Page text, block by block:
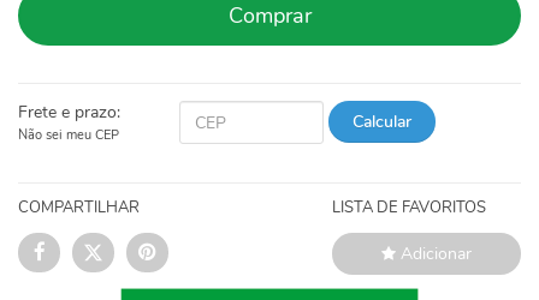
Comprar
Frete e prazo:
Não sei meu CEP
Calcular
COMPARTILHAR LISTA DE FAVORITOS
Adicionar